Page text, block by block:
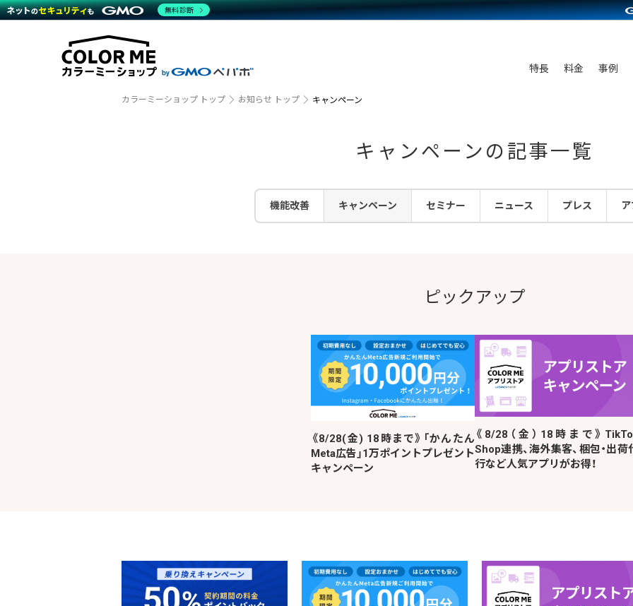
特長 料金 事例
商材一覧を見る
機能一覧を見る
越境EC（海外販売）
複数店舗との連携
雑貨販売
料金
プラン・料金一覧を見る
ラージ
料金シミュレーション
事例
ショップ事例
運営サポート
サポート一覧を見る
お役立ち資料を見る
YouTubeチャンネル
カラーミーショップ トップ お知らせ トップ キャンペーン
キャンペーンの記事一覧
機能改善 キャンペーン セミナー ニュース プレス
ピックアップ
《8/28(金) 18時まで》「かんたん
Meta広告」1万ポイントプレゼント
キャンペーン
《8/28（金）18時まで》
Shop連携、海外集客、梱包・出荷
行など人気アプリがお得！
無料診断